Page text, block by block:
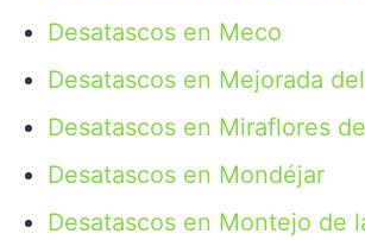
Desatascos en Meco
Desatascos en Mejorada
Desatascos en Miraflores
Desatascos en Mondéjar
Desatascos en Montejo de